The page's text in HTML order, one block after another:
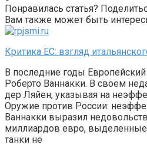
Понравилась статья?
Вам также может быть
Критика ЕС: взгляд
В последние годы
Роберто Ваннакки. В своем
дер Ляйен, указывая на
Оружие против России:
Ваннакки выразил
миллиардов евро,
танки не